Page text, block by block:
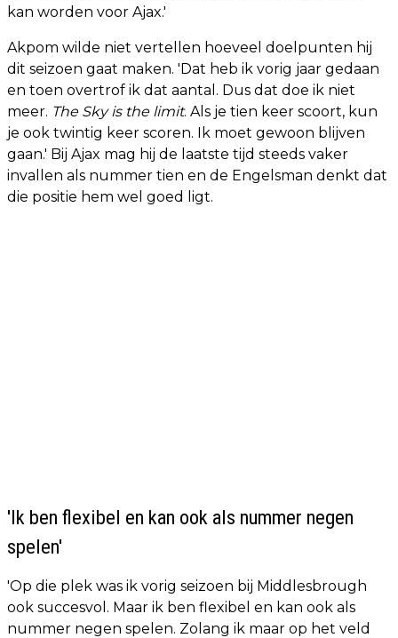
kan worden voor Ajax.'
Akpom wilde niet vertellen hoeveel doelpunten hij
dit seizoen gaat maken. 'Dat heb ik vorig jaar gedaan
en toen overtrof ik dat aantal. Dus dat doe ik niet
meer. The Sky is the limit. Als je tien keer scoort, kun
je ook twintig keer scoren. Ik moet gewoon blijven
gaan.' Bij Ajax mag hij de laatste tijd steeds vaker
invallen als nummer tien en de Engelsman denkt dat
die positie hem wel goed ligt.
'Ik ben flexibel en kan ook als nummer negen
spelen'
'Op die plek was ik vorig seizoen bij Middlesbrough
ook succesvol. Maar ik ben flexibel en kan ook als
nummer negen spelen. Zolang ik maar op het veld